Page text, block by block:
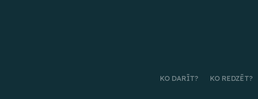
KO DARĪT? KO REDZĒT?